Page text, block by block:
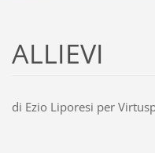
ALLIEVI
di Ezio Liporesi per